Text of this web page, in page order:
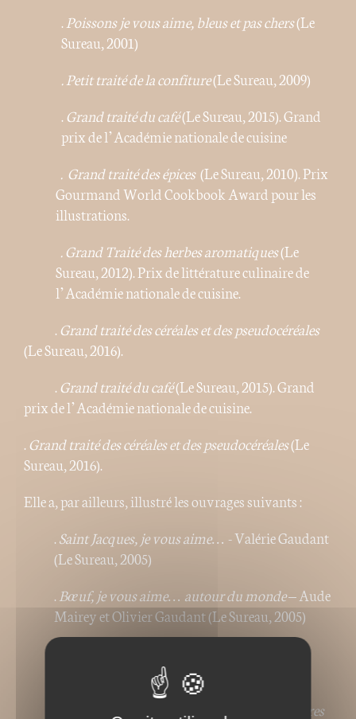
.Poissons je vous aime, bleus et pas chers(Le
Sureau, 2001)
. Petit traité de la confiture(Le Sureau, 2009)
.Grand traité du café(Le Sureau, 2015). Grand
prix de l’Académie nationale de cuisine
. Grand traité des épices(Le Sureau, 2010). Prix
Gourmand World Cookbook Award pour les
illustrations.
. Grand Traité des herbes aromatiques(Le
Sureau, 2012). Prix de littérature culinaire de
l’Académie nationale de cuisine.
.Grand traité des céréales et des pseudocéréales
(Le Sureau, 2016).
.Grand traité du café(Le Sureau, 2015). Grand
prix de l’Académie nationale de cuisine.
.Grand traité des céréales et des pseudocéréales(Le
Sureau, 2016).
Elle a, par ailleurs, illustré les ouvrages suivants :
.Saint Jacques, je vous aime… - Valérie Gaudant
(Le Sureau, 2005)
.Bœuf, je vous aime… autour du monde– Aude
Mairey et Olivier Gaudant (Le Sureau, 2005)
Goulletquer (Le Sureau, 2006)
Soupes je vous aime… originales et singulières